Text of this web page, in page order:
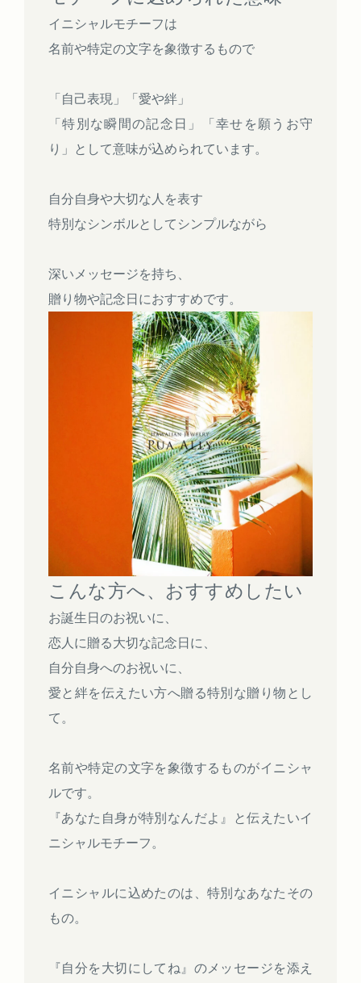
イニシャルモチーフは
名前や特定の文字を象徴するもので
「自己表現」「愛や絆」
「特別な瞬間の記念日」「幸せを願うお守
り」として意味が込められています。
自分自身や大切な人を表す
特別なシンボルとしてシンプルながら
深いメッセージを持ち、
贈り物や記念日におすすめです。
こんな方へ、おすすめしたい
お誕生日のお祝いに、
恋人に贈る大切な記念日に、
自分自身へのお祝いに、
愛と絆を伝えたい方へ贈る特別な贈り物とし
て。
名前や特定の文字を象徴するものがイニシャ
ルです。
『あなた自身が特別なんだよ』と伝えたいイ
ニシャルモチーフ。
イニシャルに込めたのは、特別なあなたその
もの。
『自分を大切にしてね』のメッセージを添え